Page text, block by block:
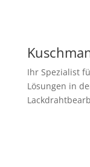
Ihr Spezialist
Lösungen in